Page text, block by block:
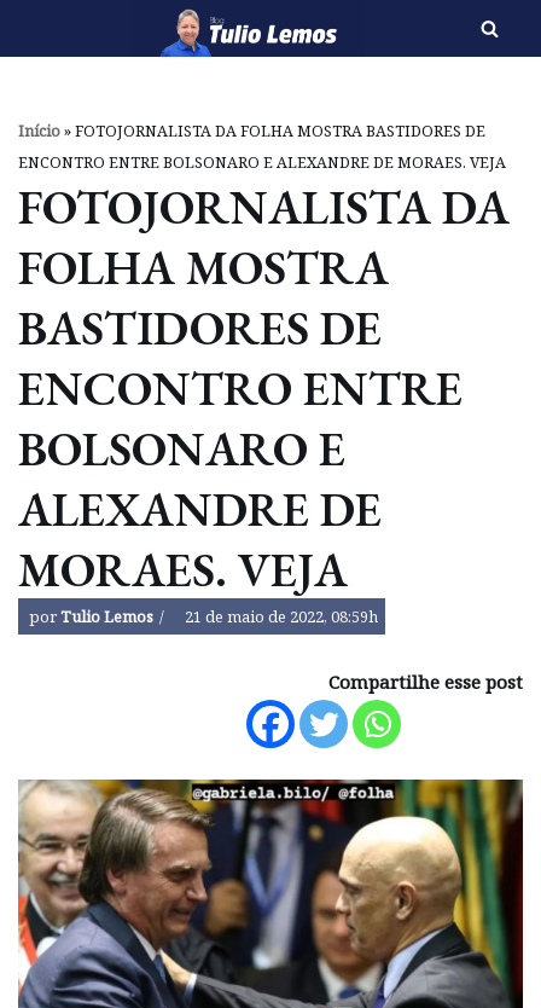
o
conteúdo
Início»FOTOJORNALISTA DA FOLHA MOSTRA BASTIDORES DE
ENCONTRO ENTRE BOLSONARO E ALEXANDRE DE MORAES. VEJA
FOTOJORNALISTA DA
FOLHA MOSTRA
BASTIDORES DE
ENCONTRO ENTRE
BOLSONARO E
ALEXANDRE DE
MORAES. VEJA
porTulio Lemos 21 de maio de 2022, 08:59h
Compartilhe esse post